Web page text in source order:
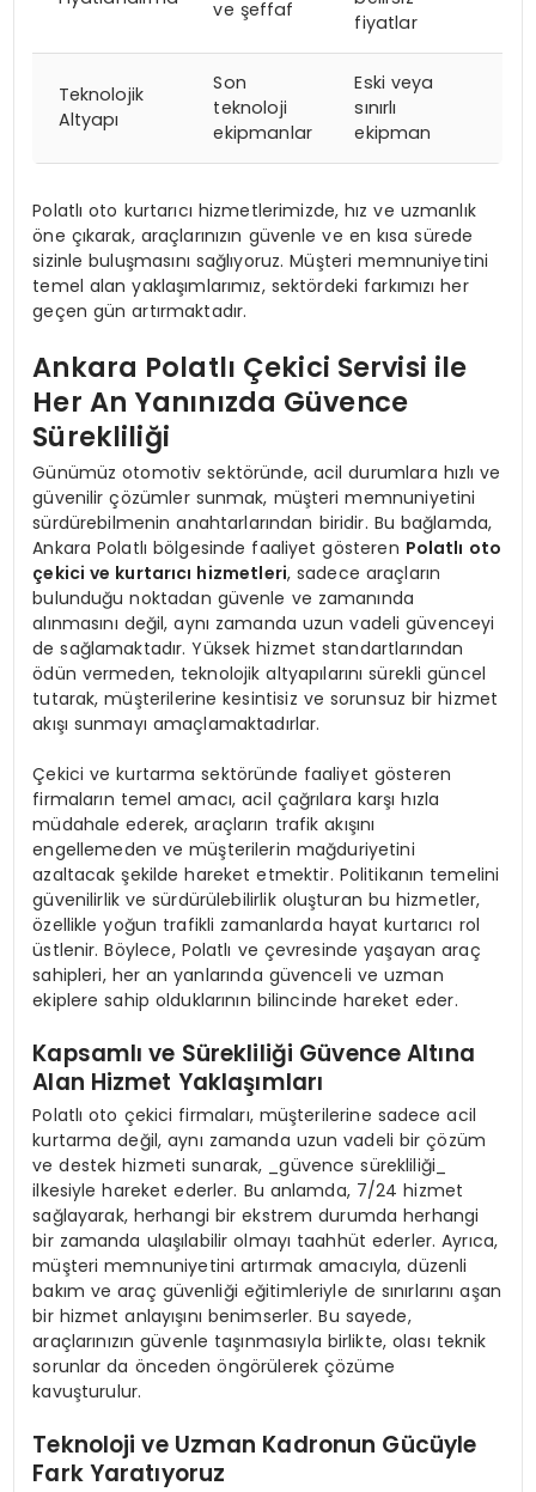
ve şeffaf
fiyatlar
Teknolojik
Altyapı
Son
teknoloji
ekipmanlar
Eski veya
sınırlı
ekipman
Polatlı oto kurtarıcı hizmetlerimizde, hız ve uzmanlık
öne çıkarak, araçlarınızın güvenle ve en kısa sürede
sizinle buluşmasını sağlıyoruz. Müşteri memnuniyetini
temel alan yaklaşımlarımız, sektördeki farkımızı her
geçen gün artırmaktadır.
Ankara Polatlı Çekici Servisi ile
Her An Yanınızda Güvence
Sürekliliği
Günümüz otomotiv sektöründe, acil durumlara hızlı ve
güvenilir çözümler sunmak, müşteri memnuniyetini
sürdürebilmenin anahtarlarından biridir. Bu bağlamda,
Ankara Polatlı bölgesinde faaliyet gösteren Polatlı oto
çekici ve kurtarıcı hizmetleri, sadece araçların
bulunduğu noktadan güvenle ve zamanında
alınmasını değil, aynı zamanda uzun vadeli güvenceyi
de sağlamaktadır. Yüksek hizmet standartlarından
ödün vermeden, teknolojik altyapılarını sürekli güncel
tutarak, müşterilerine kesintisiz ve sorunsuz bir hizmet
akışı sunmayı amaçlamaktadırlar.
Çekici ve kurtarma sektöründe faaliyet gösteren
firmaların temel amacı, acil çağrılara karşı hızla
müdahale ederek, araçların trafik akışını
engellemeden ve müşterilerin mağduriyetini
azaltacak şekilde hareket etmektir. Politikanın temelini
güvenilirlik ve sürdürülebilirlik oluşturan bu hizmetler,
özellikle yoğun trafikli zamanlarda hayat kurtarıcı rol
üstlenir. Böylece, Polatlı ve çevresinde yaşayan araç
sahipleri, her an yanlarında güvenceli ve uzman
ekiplere sahip olduklarının bilincinde hareket eder.
Kapsamlı ve Sürekliliği Güvence Altına
Alan Hizmet Yaklaşımları
Polatlı oto çekici firmaları, müşterilerine sadece acil
kurtarma değil, aynı zamanda uzun vadeli bir çözüm
ve destek hizmeti sunarak, _güvence sürekliliği_
ilkesiyle hareket ederler. Bu anlamda, 7/24 hizmet
sağlayarak, herhangi bir ekstrem durumda herhangi
bir zamanda ulaşılabilir olmayı taahhüt ederler. Ayrıca,
müşteri memnuniyetini artırmak amacıyla, düzenli
bakım ve araç güvenliği eğitimleriyle de sınırlarını aşan
bir hizmet anlayışını benimserler. Bu sayede,
araçlarınızın güvenle taşınmasıyla birlikte, olası teknik
sorunlar da önceden öngörülerek çözüme
kavuşturulur.
Teknoloji ve Uzman Kadronun Gücüyle
Fark Yaratıyoruz